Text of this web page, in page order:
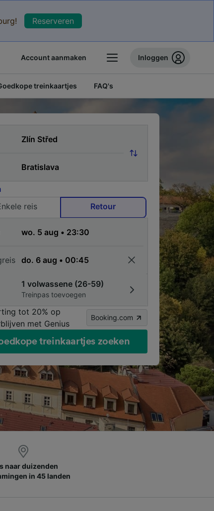
Reserveren
Account aanmaken Inloggen
treinkaartjes FAQ's
reis
Retour
1 volwassene (26-59)
Treinpas toevoegen
tot 20% op
met Genius
Booking.com
treinkaartjes zoeken
naar duizenden
in 45 landen